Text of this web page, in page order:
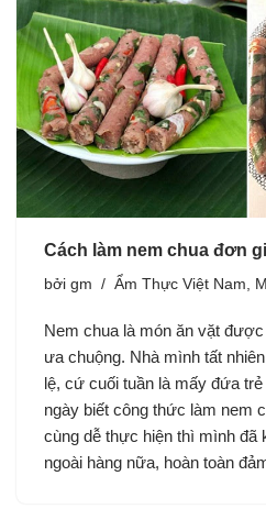
Cách làm nem chua đơn
bởi gm Ẩm Thực Việt Nam
Nem chua là món ăn vặt
ưa chuộng. Nhà mình tất
lệ, cứ cuối tuần là mấy đứa
ngày biết công thức làm nem
cùng dễ thực hiện thì mình đã
ngoài hàng nữa, hoàn toàn